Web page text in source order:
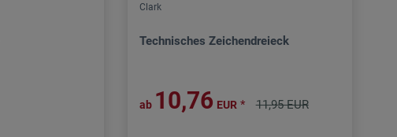
Clark
Technisches Zeichendreieck
ab 10,76 EUR * 11,95 EUR